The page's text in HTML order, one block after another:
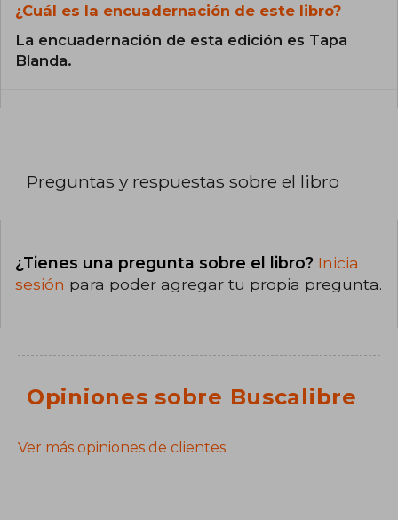
¿Cuál es la encuadernación de este libro?
La encuadernación de esta edición es Tapa
Blanda.
Preguntas y respuestas sobre el libro
¿Tienes una pregunta sobre el libro? Inicia
sesión para poder agregar tu propia pregunta.
Opiniones sobre Buscalibre
Ver más opiniones de clientes